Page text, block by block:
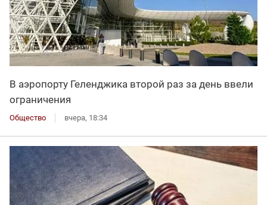
В аэропорту Геленджика второй раз за день ввели
ограничения
Общество вчера, 18:34